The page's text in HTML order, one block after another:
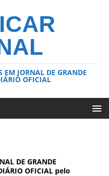
JORNAL DE GRANDE
OFICIAL
DE GRANDE
OFICIAL pelo